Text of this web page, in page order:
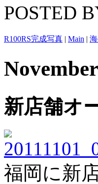
POSTED
R100RS完成写真 | Main |
新店舗オ
福岡に新